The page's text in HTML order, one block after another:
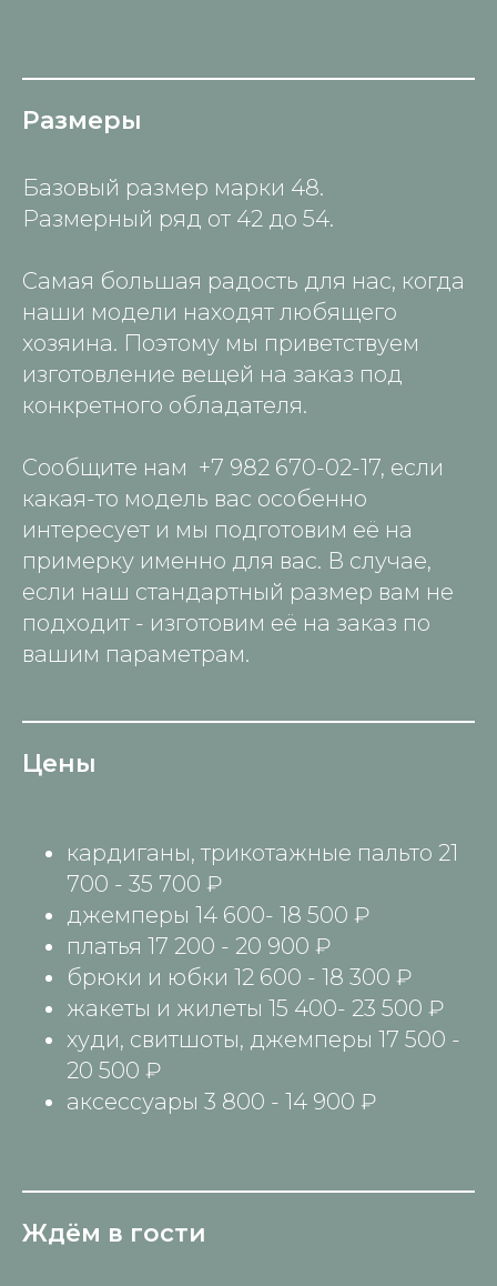
Размеры
Базовый размер марки 48.
Размерный ряд от 42 до 54.
Самая большая радость для нас, когда
наши модели находят любящего
хозяина. Поэтому мы приветствуем
изготовление вещей на заказ под
конкретного обладателя.
Сообщите нам +7 982 670-02-17, если
какая-то модель вас особенно
интересует и мы подготовим её на
примерку именно для вас. В случае,
если наш стандартный размер вам не
подходит - изготовим её на заказ по
вашим параметрам.
Цены
кардиганы, трикотажные пальто 21
700 - 35 700 ₽
джемперы 14 600- 18 500 ₽
платья 17 200 - 20 900 ₽
брюки и юбки 12 600 - 18 300 ₽
жакеты и жилеты 15 400- 23 500 ₽
худи, свитшоты, джемперы 17 500 -
20 500 ₽
аксессуары 3 800 - 14 900 ₽
Ждём в гости
ЮРИДИЧЕСКАЯ ИНФОРМАЦИЯ
1990 —2026
Публичная оферта
info@selyanina.ru
620014, Екатеринбург, 8 Марта, 12а, офис 1015
открыть в яндекс картах
телеграм вконтакте дзен max